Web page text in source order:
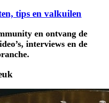
tips en valkuilen
en ontvang de
interviews en de